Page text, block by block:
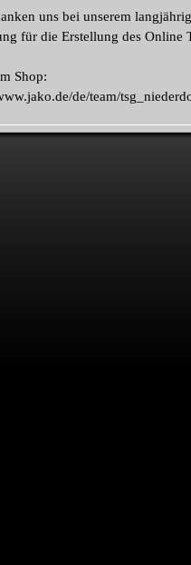
uns bei unserem
für die Erstellung des Online
Shop:
de/team/